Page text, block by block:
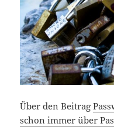
Über den Beitrag
schon immer über